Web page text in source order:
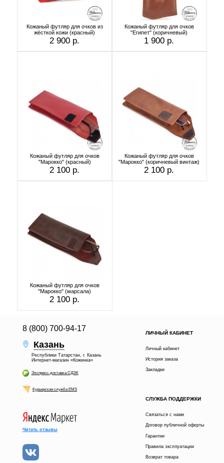
Кожаный футляр для очков из
жёсткой кожи (красный)
2 900 р.
Кожаный футляр для очков
"Египет" (коричневый)
1 900 р.
Кожаный футляр для очков
"Марокко" (красный)
2 100 р.
Кожаный футляр для очков
"Марокко" (коричневый винтаж)
2 100 р.
Кожаный футляр для очков
"Марокко" (марсала)
2 100 р.
8 (800) 700-94-17
Казань
Республики Татарстан, г. Казань
Интернет-магазин «Кожинка»
Экспресс-доставка СДЭК
Курьерская служба EMS
ЛИЧНЫЙ КАБИНЕТ
Личный кабинет
История заказа
Закладки
СЛУЖБА ПОДДЕРЖКИ
Связаться с нами
Договор публичной оферты
Гарантии
Правила эксплуатации
Возврат товара
Читать отзывы